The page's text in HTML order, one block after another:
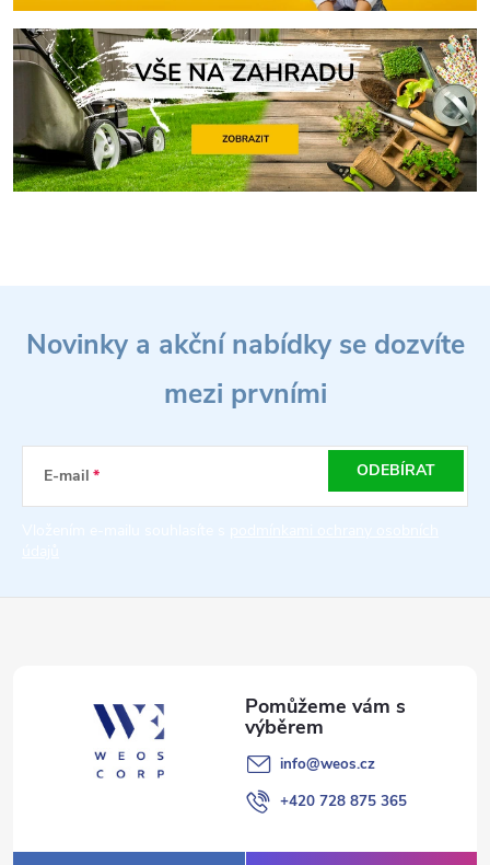
í
Novinky a akční nabídky se dozvíte
mezi prvními
E-mail ODEBÍRAT
info@weos.cz
+420 728 875 365